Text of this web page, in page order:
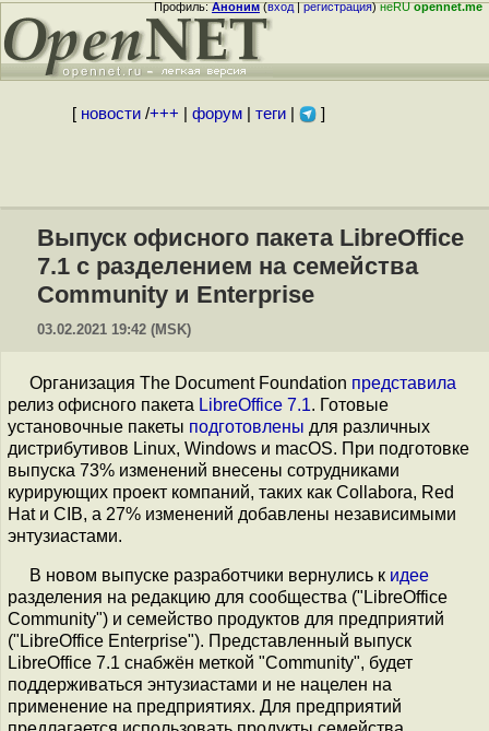
Профиль:Аноним(вход|регистрация)неRUopennet.me
[ новости/+++ форум| теги| ]
Выпуск офисного пакета LibreOffice
7.1 с разделением на семейства
Community и Enterprise
03.02.2021 19:42 (MSK)
Организация The Document Foundation представила
релиз офисного пакета LibreOffice 7.1. Готовые
установочные пакеты подготовлены для различных
дистрибутивов Linux, Windows и macOS. При подготовке
выпуска 73% изменений внесены сотрудниками
курирующих проект компаний, таких как Collabora, Red
Hat и CIB, а 27% изменений добавлены независимыми
энтузиастами.
В новом выпуске разработчики вернулись к идее
разделения на редакцию для сообщества ("LibreOffice
Community") и семейство продуктов для предприятий
("LibreOffice Enterprise"). Представленный выпуск
LibreOffice 7.1 снабжён меткой "Community", будет
поддерживаться энтузиастами и не нацелен на
применение на предприятиях. Для предприятий